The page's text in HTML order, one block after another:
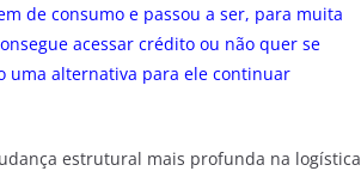
de consumo e passou a ser, para muita
acessar crédito ou não quer se
uma alternativa para ele continuar
estrutural mais profunda na logística